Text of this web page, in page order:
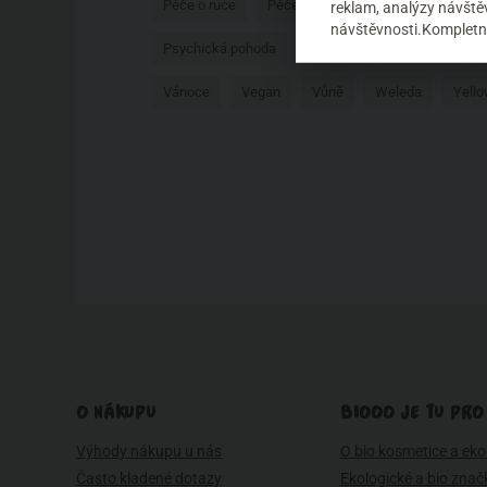
Péče o ruce Péče o tělo Péče o vlasy
Psychická pohoda
Vánoce Vegan Vůně Weleda
O NÁKUPU
Výhody nákupu u nás
Často kladené dotazy
BIOOO JE TU PRO
O bio kosmetice a
Ekologické a bio
reklam, analýzy